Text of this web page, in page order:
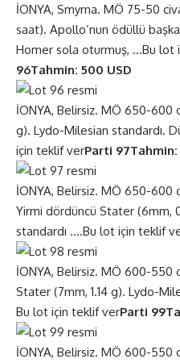
İONYA, Smyrna. MÖ 75-50
saat). Apollo’nun ödüllü
Homer sola oturmuş, …Bu lot
96Tahmin: 500 USD
İONYA, Belirsiz. MÖ 650-600
g). Lydo-Milesian standardı.
için teklif verParti 97Tahmin:
İONYA, Belirsiz. MÖ 650-600
Yirmi dördüncü Stater (6mm,
standardı ….Bu lot için teklif
İONYA, Belirsiz. MÖ 600-550
Stater (7mm, 1.14 g). Lydo-
Bu lot için teklif verParti 99
İONYA, Belirsiz. MÖ 600-550